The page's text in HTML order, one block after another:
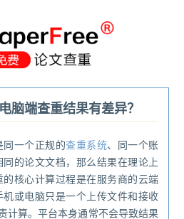
脑端查重结果有差异？
同一个正规的查重系统、同一个账
的论文文档，那么结果在理论上
核心计算过程是在服务商的云端
或电脑只是一个上传文件和接收
计算。平台本身通常不会导致结果